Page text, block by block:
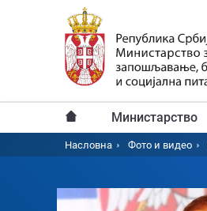
Главни
Министарство
Насловна Фото и видео